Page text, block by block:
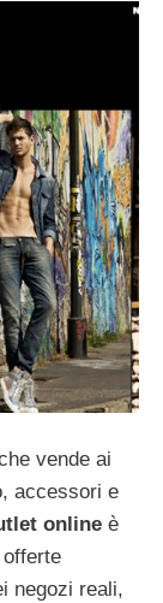
vende ai
accessori e
online è
negozi reali,